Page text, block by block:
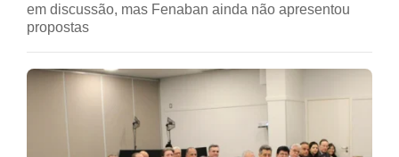
em discussão, mas Fenaban ainda não apresentou
propostas